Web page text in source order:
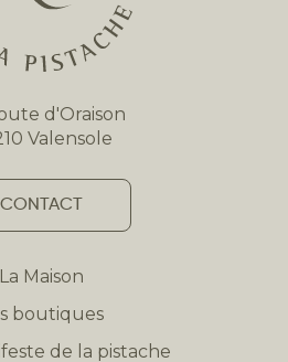
d'Oraison
Valensole
CONTACT
La Maison
boutiques
de la pistache